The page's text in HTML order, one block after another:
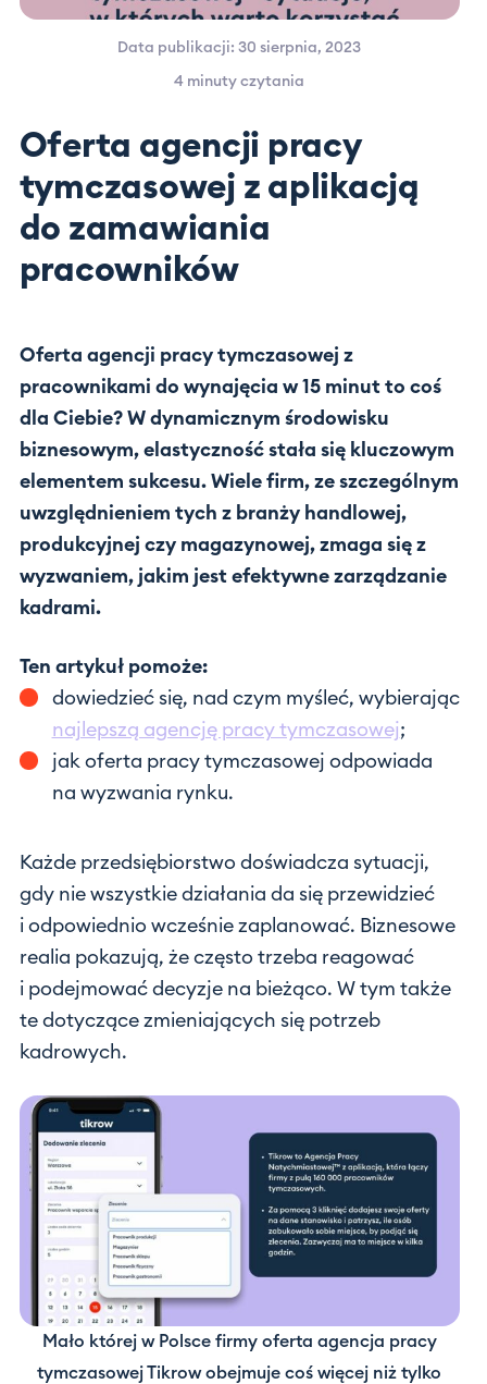
Data publikacji: 30 sierpnia, 2023
4 minuty czytania
Oferta agencji pracy
tymczasowej z aplikacją
do zamawiania
pracowników
Oferta agencji pracy tymczasowej z
pracownikami do wynajęcia w 15 minut to coś
dla Ciebie? W dynamicznym środowisku
biznesowym, elastyczność stała się kluczowym
elementem sukcesu. Wiele firm, ze szczególnym
uwzględnieniem tych z branży handlowej,
produkcyjnej czy magazynowej, zmaga się z
wyzwaniem, jakim jest efektywne zarządzanie
kadrami.
Ten artykuł pomoże:
dowiedzieć się, nad czym myśleć, wybierając
najlepszą agencję pracy tymczasowej;
jak oferta pracy tymczasowej odpowiada
na wyzwania rynku.
Każde przedsiębiorstwo doświadcza sytuacji,
gdy nie wszystkie działania da się przewidzieć
i odpowiednio wcześnie zaplanować. Biznesowe
realia pokazują, że często trzeba reagować
i podejmować decyzje na bieżąco. W tym także
te dotyczące zmieniających się potrzeb
kadrowych.
Mało której w Polsce firmy oferta agencja pracy
tymczasowej Tikrow obejmuje coś więcej niż tylko